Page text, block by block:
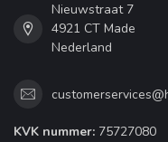
Nieuwstraat 7
4921 CT Made
Nederland
KVK nummer: 75727080